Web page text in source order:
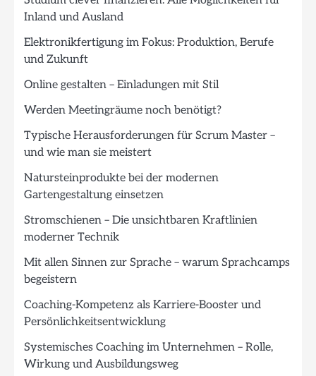
Inland und Ausland
Elektronikfertigung im Fokus: Produktion, Berufe
und Zukunft
Online gestalten – Einladungen mit Stil
Werden Meetingräume noch benötigt?
Typische Herausforderungen für Scrum Master –
und wie man sie meistert
Natursteinprodukte bei der modernen
Gartengestaltung einsetzen
Stromschienen – Die unsichtbaren Kraftlinien
moderner Technik
Mit allen Sinnen zur Sprache – warum Sprachcamps
begeistern
Coaching-Kompetenz als Karriere-Booster und
Persönlichkeitsentwicklung
Systemisches Coaching im Unternehmen – Rolle,
Wirkung und Ausbildungsweg